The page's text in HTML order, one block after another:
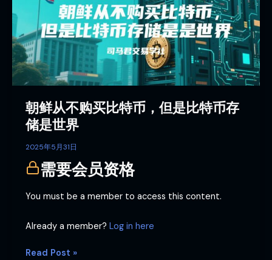
朝鲜从不购买比特币，但是比特币存
储是世界
2025年5月31日
需要会员资格
You must be a member to access this content.
Already a member? Log in here
比
特
币，
比
特
币
存
储
是
世
Read Post »